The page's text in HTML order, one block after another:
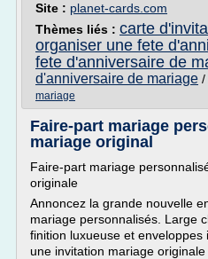
Site : planet-cards.com
Thèmes liés : carte
organiser une fete
fete d'anniversaire de
d'anniversaire de mariage /
mariage
Faire-part mariage
mariage original
Faire-part mariage
originale
Annoncez la grande nouvelle
mariage personnalisés. Large
finition luxueuse et
une invitation mariage